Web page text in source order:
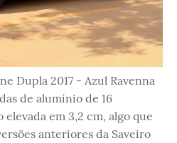
Dupla 2017 - Azul Ravenna
de alumínio de 16
elevada em 3,2 cm, algo que
anteriores da Saveiro